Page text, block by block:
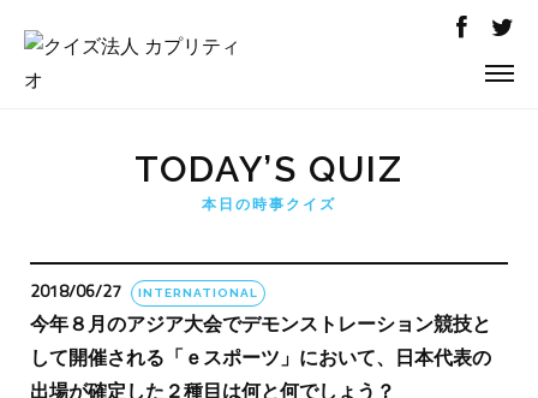
TODAY’S QUIZ
本日の時事クイズ
2018/06/27 INTERNATIONAL
今年８月のアジア大会でデモンストレーション競技と
して開催される「ｅスポーツ」において、日本代表の
出場が確定した２種目は何と何でしょう？